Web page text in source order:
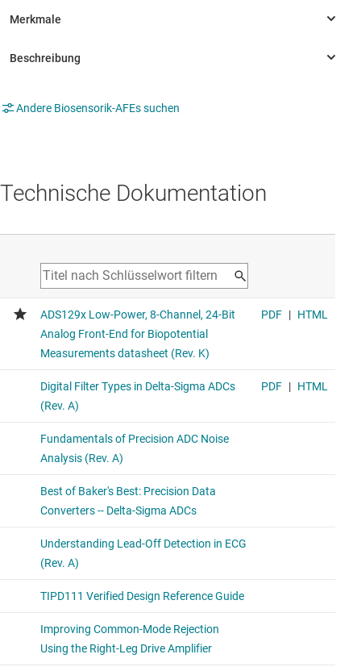
Andere Biosensorik-AFEs suchen
Technische Dokumentation